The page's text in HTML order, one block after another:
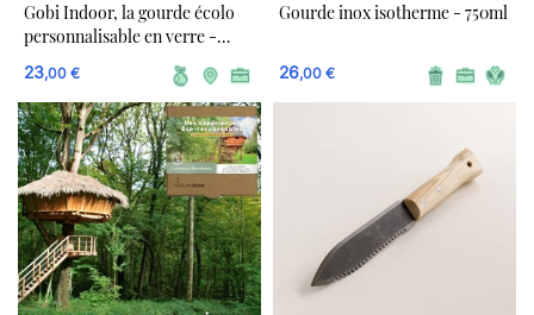
Gobi Indoor, la gourde écolo
personnalisable en verre -
Plusieurs couleurs
23,00 €
PLANET SUR ULULE
Gourde inox isotherme - 750ml
26,00 €